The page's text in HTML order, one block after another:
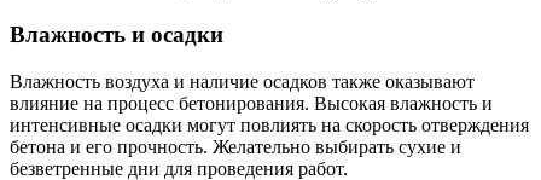
Влажность и осадки
Влажность воздуха и наличие осадков также оказывают
влияние на процесс бетонирования. Высокая влажность и
интенсивные осадки могут повлиять на скорость отверждения
бетона и его прочность. Желательно выбирать сухие и
безветренные дни для проведения работ.